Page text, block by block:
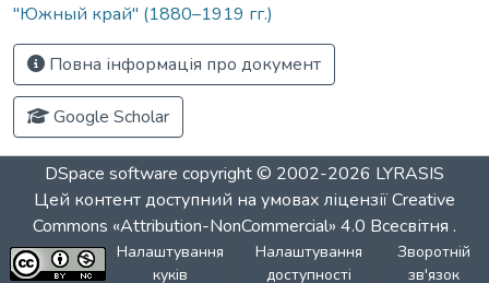
"Южный край" (1880–1919 гг.)
Повна інформація про документ
Google Scholar
DSpace software copyright © 2002-2026 LYRASIS
Цей контент доступний на умовах ліцензіїCreative
Commons «Attribution-NonCommercial» 4.0 Всесвітня .
Налаштування
куків
Налаштування
доступності
Зворотній
зв'язок